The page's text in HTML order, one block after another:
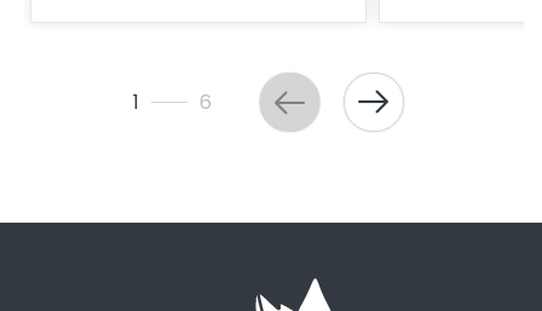
1 6